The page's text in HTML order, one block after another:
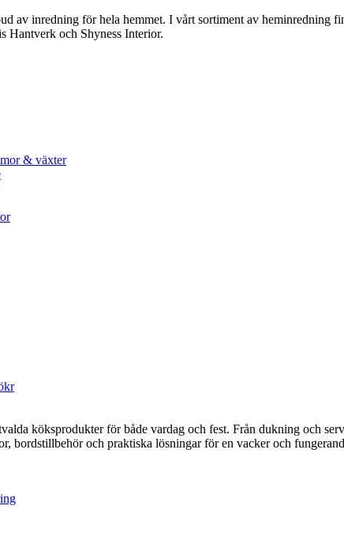
av inredning för hela hemmet. I vårt sortiment av heminredning
Hantverk och Shyness Interior.
& växter
r
köksprodukter för både vardag och fest. Från dukning och
bordstillbehör och praktiska lösningar för en vacker och